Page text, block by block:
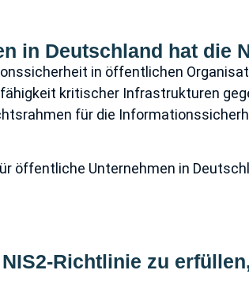
in Deutschland hat die
in öffentlichen
kritischer Infrastrukturen
für die
öffentliche Unternehmen in
Richtlinie zu